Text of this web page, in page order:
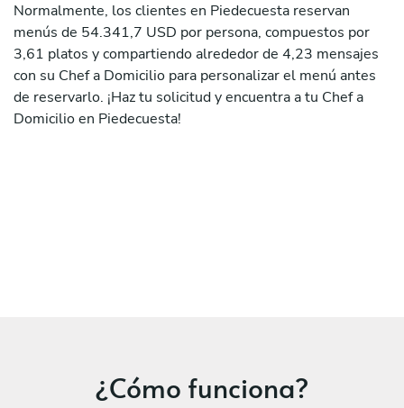
Normalmente, los clientes en Piedecuesta reservan
menús de 54.341,7 USD por persona, compuestos por
3,61 platos y compartiendo alrededor de 4,23 mensajes
con su Chef a Domicilio para personalizar el menú antes
de reservarlo. ¡Haz tu solicitud y encuentra a tu Chef a
Domicilio en Piedecuesta!
¿Cómo funciona?